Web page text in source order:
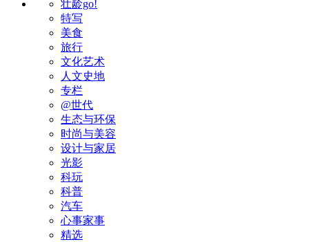
壮龄go!
特写
美食
旅行
文化艺术
人文史地
专栏
@世代
生态与环保
时尚与美容
设计与家居
光影
科玩
科普
汽车
心事家事
精选